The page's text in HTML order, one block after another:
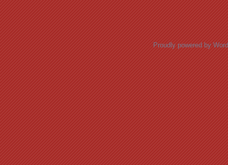
Proudly powered by